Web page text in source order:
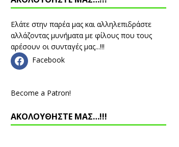
Ελάτε στην παρέα μας και αλληλεπιδράστε
αλλάζοντας μυνήματα με φίλους που τους
αρέσουν οι συνταγές μας...!!!
Facebook
Become a Patron!
ΑΚΟΛΟΥΘΗΣΤΕ ΜΑΣ…!!!